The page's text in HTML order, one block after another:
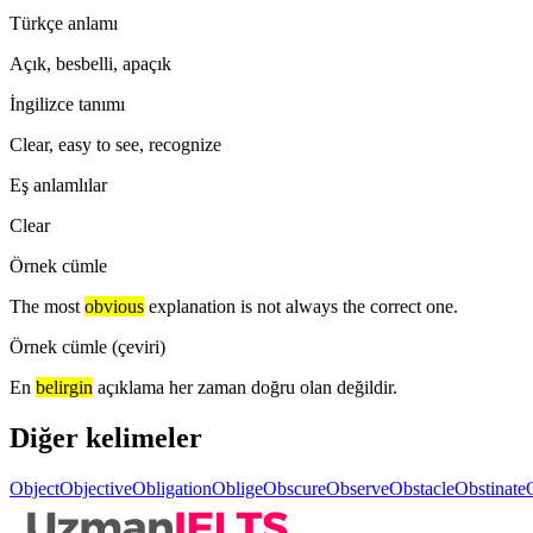
Türkçe anlamı
Açık, besbelli, apaçık
İngilizce tanımı
Clear, easy to see, recognize
Eş anlamlılar
Clear
Örnek cümle
The most obvious explanation is not always the correct one.
Örnek cümle (çeviri)
En belirgin açıklama her zaman doğru olan değildir.
Diğer kelimeler
ObjectObjectiveObligationObligeObscureObserveObstacleObstinate